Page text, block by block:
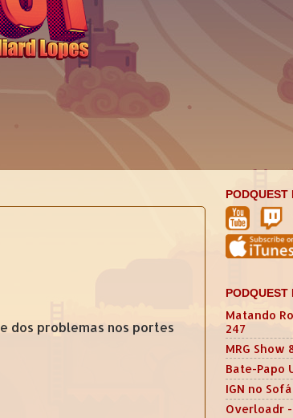
e dos problemas nos portes
PODQUEST
PODQUEST
Matando
247
MRG Show
Bate-Papo
IGN no Sofá
Overloadr